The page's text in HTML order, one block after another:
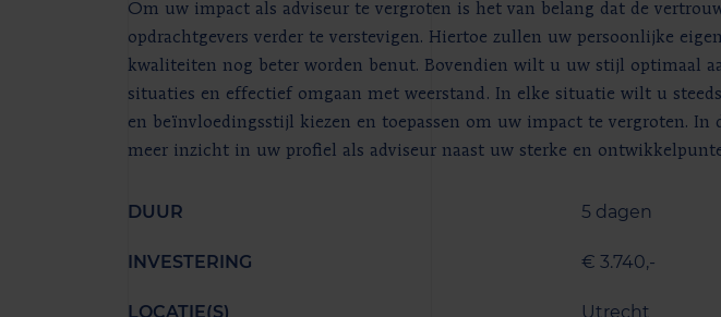
Om uw impact als adviseur te vergroten is het van belang dat de
opdrachtgevers verder te verstevigen. Hiertoe zullen uw persoonlijke
kwaliteiten nog beter worden benut. Bovendien wilt u uw stijl optimaal
situaties en effectief omgaan met weerstand. In elke situatie wilt u
en beïnvloedingsstijl kiezen en toepassen om uw impact te vergroten. In
meer inzicht in uw profiel als adviseur naast uw sterke en
DUUR 5 dagen
INVESTERING € 3.740,-
LOCATIE(S) Utrecht